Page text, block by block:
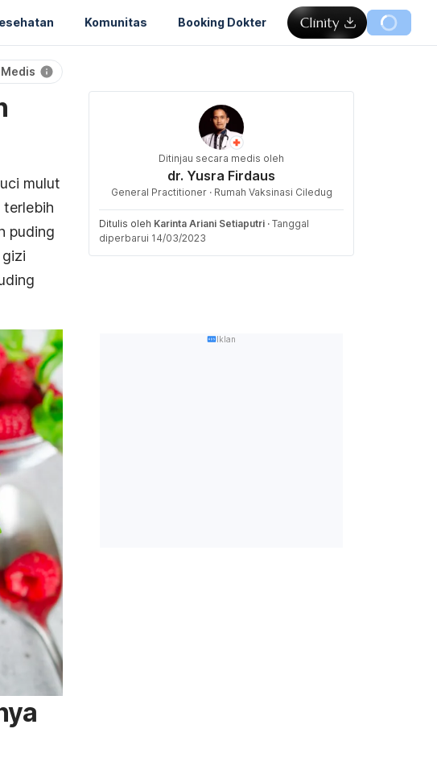
Komunitas Booking Dokter
mulut
terlebih
puding
Ditinjau secara medis oleh
dr. Yusra Firdaus
General Practitioner · Rumah Vaksinasi Ciledug
Ditulis oleh Karinta Ariani Setiaputri · Tanggal
diperbarui 14/03/2023
Iklan